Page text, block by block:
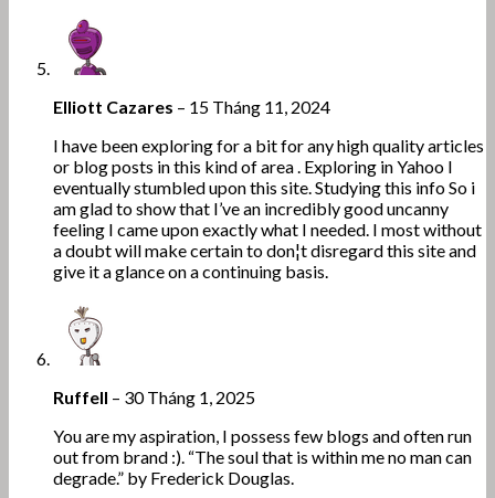
Elliott Cazares – 15 Tháng 11, 2024
I have been exploring for a bit for any high quality articles
or blog posts in this kind of area . Exploring in Yahoo I
eventually stumbled upon this site. Studying this info So i
am glad to show that I’ve an incredibly good uncanny
feeling I came upon exactly what I needed. I most without
a doubt will make certain to don¦t disregard this site and
give it a glance on a continuing basis.
Ruffell – 30 Tháng 1, 2025
You are my aspiration, I possess few blogs and often run
out from brand :). “The soul that is within me no man can
degrade.” by Frederick Douglas.